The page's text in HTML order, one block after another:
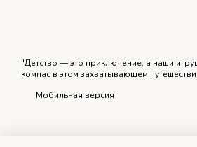
"Детство — это приключение, а наши
компас в этом захватывающем
Мобильная версия